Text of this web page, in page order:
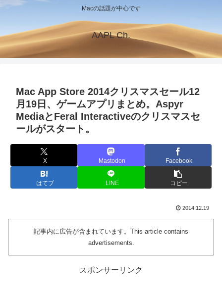
Macの話題が中心です
AAPL Ch.
Mac App Store 2014クリスマスセール12
月19日、ゲームアプリまとめ。Aspyr
MediaとFeral Interactiveのクリスマスセ
ールがスタート。
X Mastodon Facebook
はてブ LINE コピー
2014.12.19
記事内に広告が含まれています。This article contains
advertisements.
スポンサーリンク